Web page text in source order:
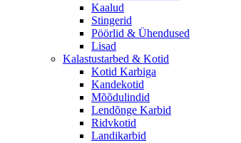
Kaalud
Stingerid
Pöörlid & Ühendused
Lisad
Kalastustarbed & Kotid
Kotid Karbiga
Kandekotid
Mõõdulindid
Lendõnge Karbid
Ridvkotid
Landikarbid